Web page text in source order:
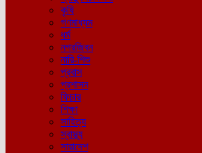
কৃষি
গণমাধ্যম
ধর্ম
নগরজিবন
নারি-শিশু
প্রবাস
প্রশাসন
ফিচার
শিক্ষা
সাহিত্য
স্বাস্থ্য
সারাদেশ